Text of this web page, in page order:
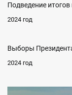
Подведение
2024 год
Выборы
2024 год